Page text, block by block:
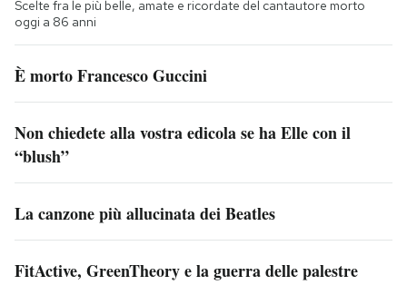
Scelte fra le più belle, amate e ricordate del cantautore morto
oggi a 86 anni
È morto Francesco Guccini
Non chiedete alla vostra edicola se ha Elle con il
“blush”
La canzone più allucinata dei Beatles
FitActive, GreenTheory e la guerra delle palestre